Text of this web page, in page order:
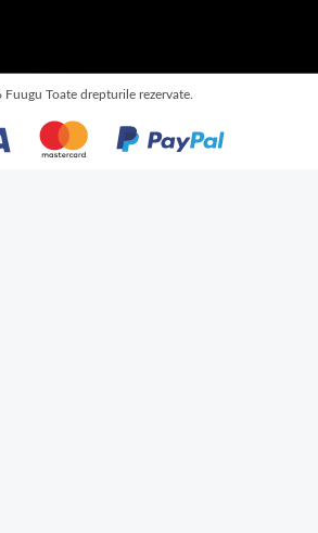
Fuugu Toate drepturile rezervate.